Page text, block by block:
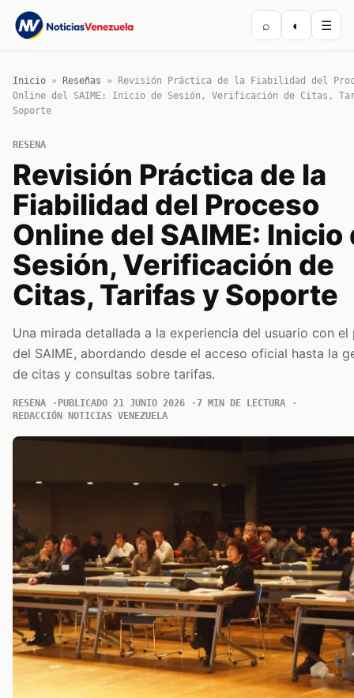
⌕ ◐ ☰
Inicio » Reseñas »
Revisión Práctica de la Fiabilidad del
Online del SAIME: Inicio de Sesión, Verificación de Citas,
Soporte
RESENA
Revisión Práctica de la
Fiabilidad del Proceso
Online del SAIME: Inicio
Sesión, Verificación de
Citas, Tarifas y Soporte
Una mirada detallada a la experiencia del usuario con
del SAIME, abordando desde el acceso oficial hasta la
de citas y consultas sobre tarifas.
RESENA PUBLICADO 21 JUNIO 2026
7 MIN DE LECTURA
REDACCIÓN NOTICIAS VENEZUELA